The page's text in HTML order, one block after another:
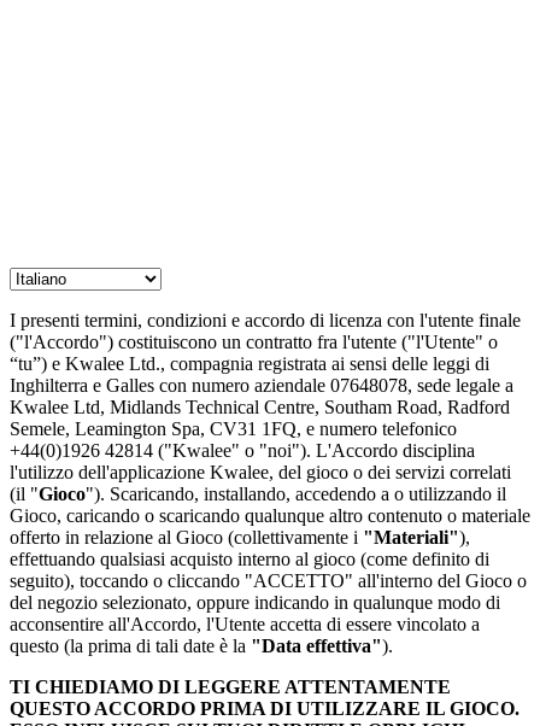
I presenti termini, condizioni e accordo di licenza con l'utente finale
("l'Accordo") costituiscono un contratto fra l'utente ("l'Utente" o
“tu”) e Kwalee Ltd., compagnia registrata ai sensi delle leggi di
Inghilterra e Galles con numero aziendale 07648078, sede legale a
Kwalee Ltd, Midlands Technical Centre, Southam Road, Radford
Semele, Leamington Spa, CV31 1FQ, e numero telefonico
+44(0)1926 42814 ("Kwalee" o "noi"). L'Accordo disciplina
l'utilizzo dell'applicazione Kwalee, del gioco o dei servizi correlati
(il "Gioco"). Scaricando, installando, accedendo a o utilizzando il
Gioco, caricando o scaricando qualunque altro contenuto o materiale
offerto in relazione al Gioco (collettivamente i "Materiali"),
effettuando qualsiasi acquisto interno al gioco (come definito di
seguito), toccando o cliccando "ACCETTO" all'interno del Gioco o
del negozio selezionato, oppure indicando in qualunque modo di
acconsentire all'Accordo, l'Utente accetta di essere vincolato a
questo (la prima di tali date è la "Data effettiva").
TI CHIEDIAMO DI LEGGERE ATTENTAMENTE
QUESTO ACCORDO PRIMA DI UTILIZZARE IL GIOCO.